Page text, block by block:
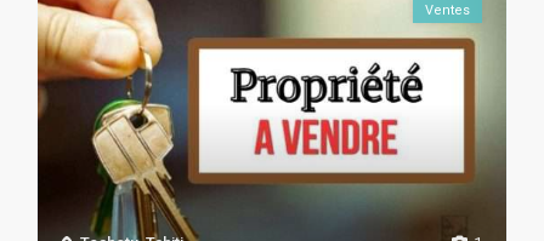
Ventes